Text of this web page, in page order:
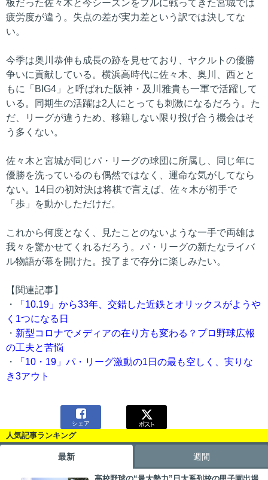
板だった佐々木と今シーズンをフルに戦ってきた宮城では
疲労度が違う。失点の差が実力差という訳では決してな
い。
今季は奥川恭伸も成長の跡を見せており、ヤクルトの優勝
争いに貢献している。横浜高時代に佐々木、奥川、西とと
もに「BIG4」と呼ばれた阪神・及川雅貴も一軍で活躍して
いる。同期生の活躍は2人にとっても刺激になるだろう。た
だ、リーグが違うため、移籍しない限り投げ合う機会はそ
う多くない。
佐々木と宮城が同じパ・リーグの球団に所属し、同じ年に
優勝を洗っているのも偶然ではなく、運命な気がしてなら
ない。14日の初対決は将棋で言えば、佐々木が初手で
「歩」を動かしただけだ。
これから何度となく、見たことのないような一手で両雄は
我々を驚かせてくれるだろう。パ・リーグの新たなライバ
ル物語が幕を開けた。投了まで存分に楽しみたい。
【関連記事】
・
「10.19」から33年、交錯した近鉄とオリックスがようや
く1つになる日
・ 新型コロナでメディアの在り方も変わる？プロ野球広報
の工夫と苦悩
・
「10・19」パ・リーグ激動の1日の最も空しく、実りな
き3アウト

シェア
人気記事ランキング
最新 週間